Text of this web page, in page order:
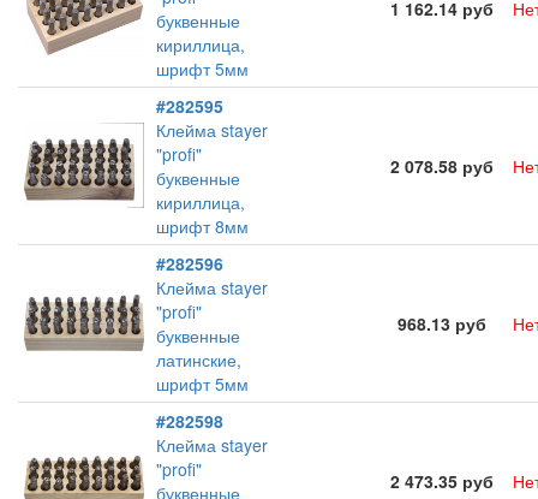
буквенные
кириллица,
шрифт 5мм
1 162.14 руб
#282595
Клейма stayer
"profi"
буквенные
кириллица,
шрифт 8мм
2 078.58 руб
#282596
Клейма stayer
"profi"
буквенные
латинские,
шрифт 5мм
968.13 руб
#282598
Клейма stayer
"profi"
буквенные
2 473.35 руб